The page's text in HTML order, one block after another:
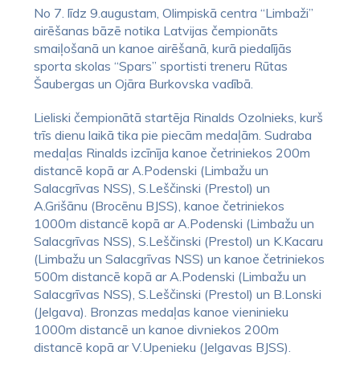
No 7. līdz 9.augustam, Olimpiskā centra “Limbaži”
airēšanas bāzē notika Latvijas čempionāts
smaiļošanā un kanoe airēšanā, kurā piedalījās
sporta skolas “Spars” sportisti treneru Rūtas
Šaubergas un Ojāra Burkovska vadībā.
Lieliski čempionātā startēja Rinalds Ozolnieks, kurš
trīs dienu laikā tika pie piecām medaļām. Sudraba
medaļas Rinalds izcīnīja kanoe četriniekos 200m
distancē kopā ar A.Podenski (Limbažu un
Salacgrīvas NSS), S.Leščinski (Prestol) un
A.Grišānu (Brocēnu BJSS), kanoe četriniekos
1000m distancē kopā ar A.Podenski (Limbažu un
Salacgrīvas NSS), S.Leščinski (Prestol) un K.Kacaru
(Limbažu un Salacgrīvas NSS) un kanoe četriniekos
500m distancē kopā ar A.Podenski (Limbažu un
Salacgrīvas NSS), S.Leščinski (Prestol) un B.Lonski
(Jelgava). Bronzas medaļas kanoe vieninieku
1000m distancē un kanoe divniekos 200m
distancē kopā ar V.Upenieku (Jelgavas BJSS).